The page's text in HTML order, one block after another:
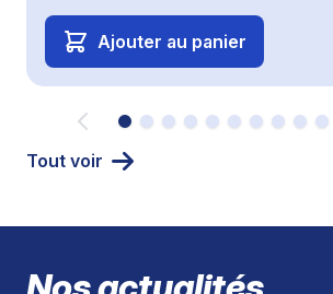
Ajouter au panier
Tout voir